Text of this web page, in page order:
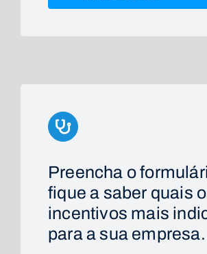
Preencha o
fique a saber quais
incentivos mais
para a sua empresa.